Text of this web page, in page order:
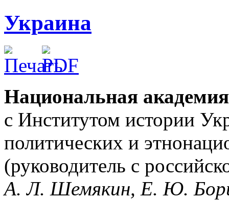
Украина
Национальная
с Институтом истории
политических и
(руководитель с
А. Л. Шемякин, Е. Ю.